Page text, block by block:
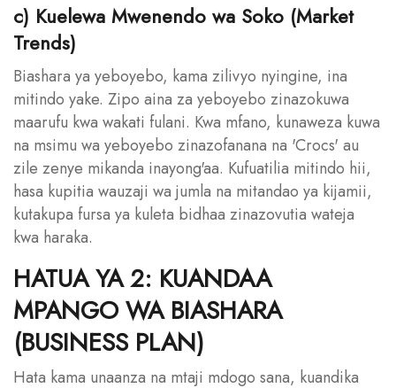
c) Kuelewa Mwenendo wa Soko (Market
Trends)
Biashara ya yeboyebo, kama zilivyo nyingine, ina
mitindo yake. Zipo aina za yeboyebo zinazokuwa
maarufu kwa wakati fulani. Kwa mfano, kunaweza kuwa
na msimu wa yeboyebo zinazofanana na 'Crocs' au
zile zenye mikanda inayong'aa. Kufuatilia mitindo hii,
hasa kupitia wauzaji wa jumla na mitandao ya kijamii,
kutakupa fursa ya kuleta bidhaa zinazovutia wateja
kwa haraka.
HATUA YA 2: KUANDAA
MPANGO WA BIASHARA
(BUSINESS PLAN)
Hata kama unaanza na mtaji mdogo sana, kuandika